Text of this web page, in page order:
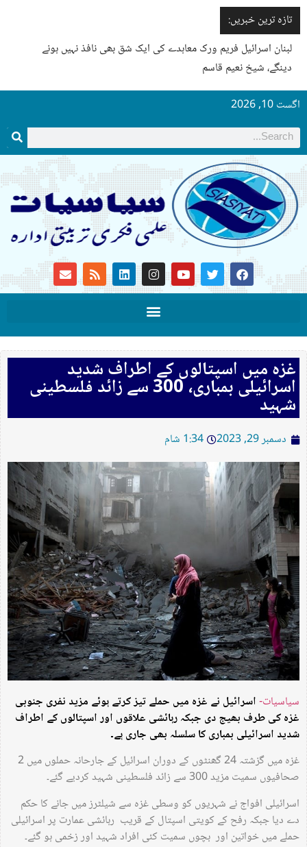
تازہ ترین خبریں:
لبنان اسرائیل فریم ورک معاہدے کی ایک شق بھی نافذ نہیں ہونے
دینگے، شیخ نعیم قاسم
اگست 10, 2026
غزہ میں اسپتالوں کے اطراف شدید
اسرائیلی بمباری، 300 سے زائد فلسطینی
شہید
دسمبر 29, 2023 1:34 شام
سیاسیات-اسرائیل نے غزہ میں حملے تیز کرتے ہوئے مزید نفری جنوبی
غزہ کی طرف بھیج دی جبکہ رہائشی علاقوں اور اسپتالوں کے اطراف
شدید اسرائیلی بمباری کا سلسلہ بھی جاری ہے۔
غزہ میں گزشتہ 24 گھنٹوں کے دوران اسرائیل کے جارحانہ حملوں میں 2
صحافیوں سمیت مزید 300 سے زائد فلسطینی شہید کردیے گئے۔
اسرائیلی افواج نے شہریوں کو وسطی غزہ سے شیلٹرز میں جانے کا حکم
دے دیا جبکہ رفح کے کویتی اسپتال کے قریب رہائشی عمارت پر اسرائیلی
حملے میں خواتین اور بچوں سمیت کئی افراد شہید اور زخمی ہو گئے۔